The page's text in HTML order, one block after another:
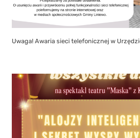
Uwaga! Awaria sieci telefonicznej w